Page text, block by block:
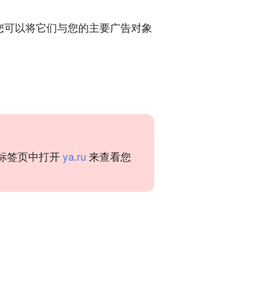
以将它们与您的主要广告对象
签页中打开ya.ru来查看您